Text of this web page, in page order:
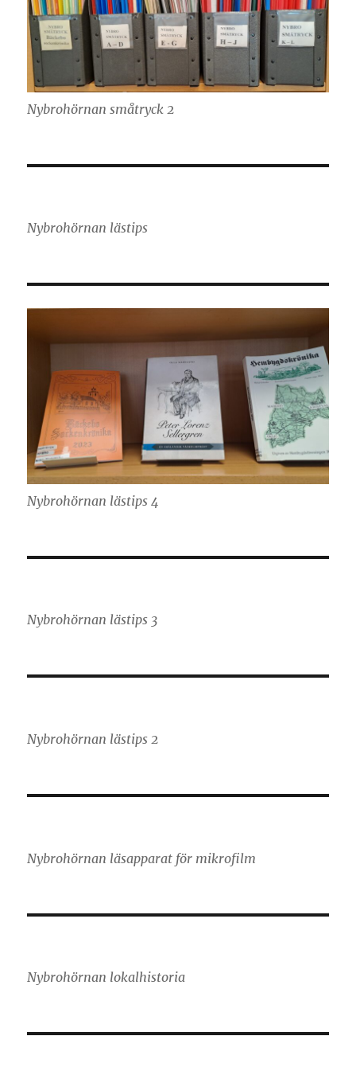
Nybrohörnan småtryck 2
Nybrohörnan lästips
Nybrohörnan lästips 4
Nybrohörnan lästips 3
Nybrohörnan lästips 2
Nybrohörnan läsapparat för mikrofilm
Nybrohörnan lokalhistoria